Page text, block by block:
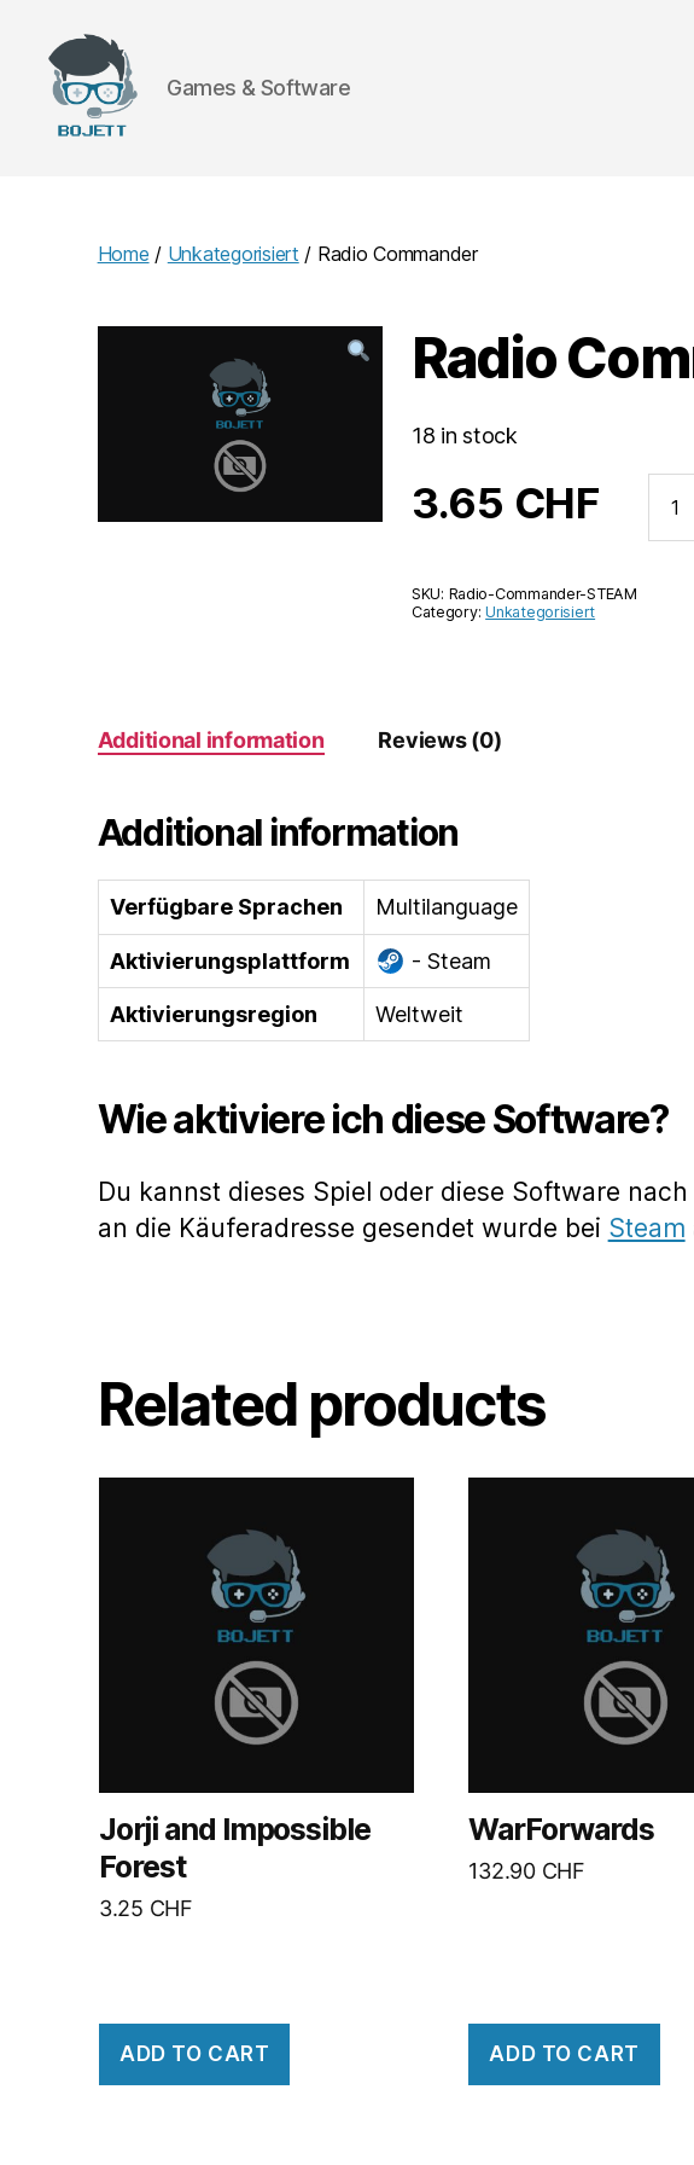
Games & Software
Home / Unkategorisiert / Radio Commander
Radio
18 in stock
3.65 CHF
SKU: Radio-Commander-STEAM
Category:Unkategorisiert
Additional information Reviews (0)
Additional information
Verfügbare Sprachen Multilanguage
Aktivierungsplattform - Steam
Aktivierungsregion Weltweit
Wie aktiviere ich diese Software?
Du kannst dieses Spiel oder diese Software
an die Käuferadresse gesendet wurde bei Steam
Related products
Jorji and Impossible
Forest
3.25 CHF
ADD TO CART
WarForwards
132.90 CHF
ADD TO CART